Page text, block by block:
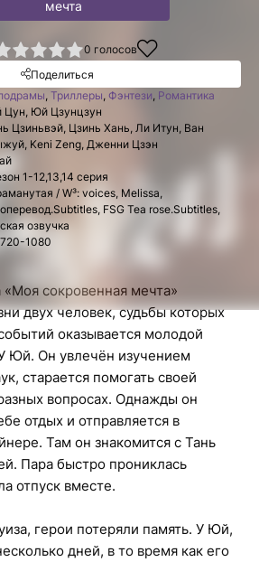
мечта
0 голосов
Поделиться
, Триллеры, Фэнтези, Романтика
Цун, Юй Цзунцзун
Цзиньвэй, Цзинь Хань, Ли Итун, Ван
Keni Zeng, Дженни Цзэн
1-12,13,14 серия
/ W³: voices, Melissa,
FSG Tea rose.Subtitles,
озвучка
1080
сокровенная мечта»
двух человек, судьбы которых
оказывается молодой
Юй. Он увлечён изучением
старается помогать своей
вопросах. Однажды он
отдых и отправляется в
Там он знакомится с Тань
Пара быстро прониклась
отпуск вместе.
герои потеряли память. У Юй,
дней, в то время как его